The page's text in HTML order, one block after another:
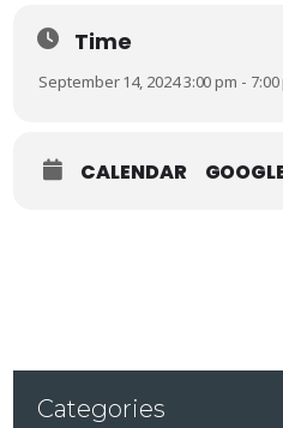
Time
September 14, 2024 3:00 pm - 7:00
CALENDAR
Categories